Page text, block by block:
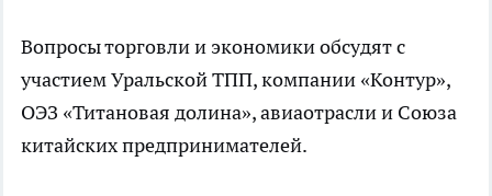
Вопросы торговли и экономики обсудят с
участием Уральской ТПП, компании «Контур»,
ОЭЗ «Титановая долина», авиаотрасли и Союза
китайских предпринимателей.